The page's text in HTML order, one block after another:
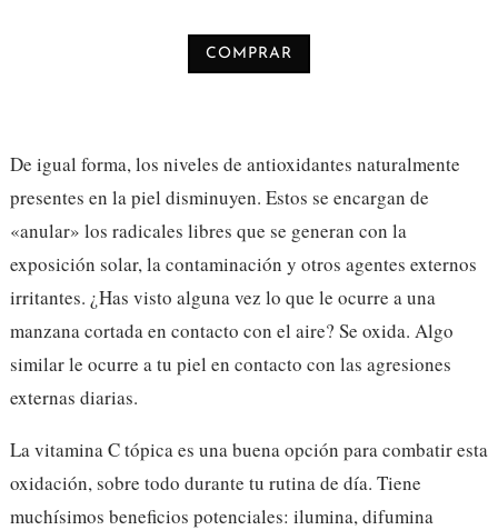
COMPRAR
De igual forma, los niveles de antioxidantes naturalmente
presentes en la piel disminuyen. Estos se encargan de
«anular» los radicales libres que se generan con la
exposición solar, la contaminación y otros agentes externos
irritantes. ¿Has visto alguna vez lo que le ocurre a una
manzana cortada en contacto con el aire? Se oxida. Algo
similar le ocurre a tu piel en contacto con las agresiones
externas diarias.
La vitamina C tópica es una buena opción para combatir esta
oxidación, sobre todo durante tu rutina de día. Tiene
muchísimos beneficios potenciales: ilumina, difumina